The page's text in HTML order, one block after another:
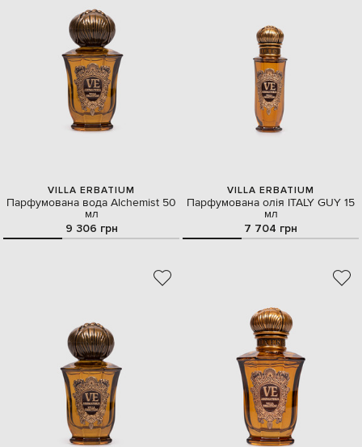
VILLA ERBATIUM
Парфумована вода Alchemist 50
мл
9 306 грн
VILLA ERBATIUM
Парфумована олія ITALY GUY 15
мл
7 704 грн